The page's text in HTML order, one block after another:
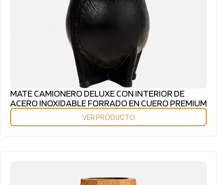
MATE CAMIONERO DELUXE CON INTERIOR DE
ACERO INOXIDABLE FORRADO EN CUERO PREMIUM
VER PRODUCTO